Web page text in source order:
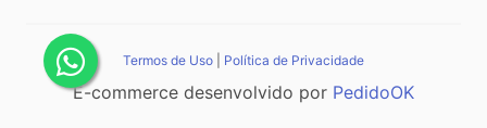
Termos de Uso Política de Privacidade
E-commerce desenvolvido por PedidoOK